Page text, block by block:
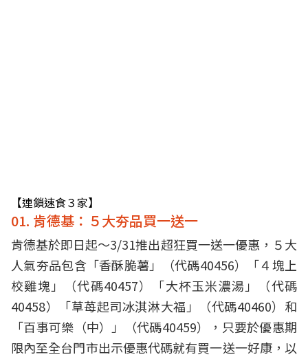
【連鎖速食３家】
01. 肯德基：５大夯品買一送一
肯德基於即日起～3/31推出超狂買一送一優惠，５大
人氣夯品包含「香酥脆薯」（代碼40456）「４塊上
校雞塊」（代碼40457）「大杯玉米濃湯」（代碼
40458）「草苺起司冰淇淋大福」（代碼40460）和
「百事可樂（中）」（代碼40459），只要於優惠期
限內至全台門市出示優惠代碼就有買一送一好康，以